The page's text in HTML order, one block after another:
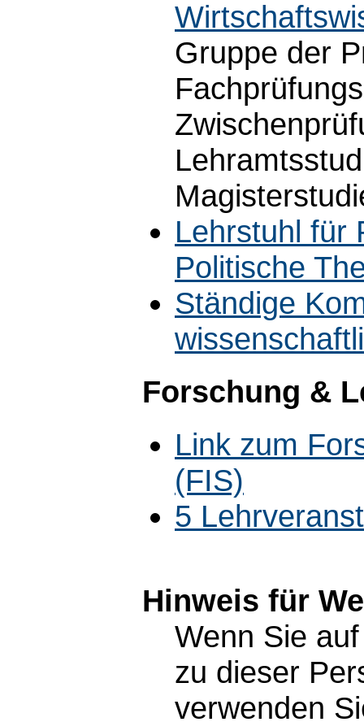
Gruppe der
Lehrstuhl für
Politische
Ständige
Forschung &
Link zum
(FIS)
5
Hinweis für
Wenn Sie
zu dieser
verwenden